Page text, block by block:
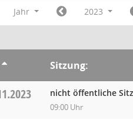
Jahr 2023
Sitzung:
nicht öffentliche
09:00 Uhr